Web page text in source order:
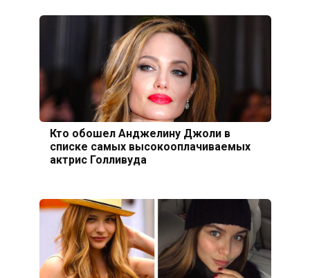
Кто обошел Анджелину Джоли в
списке самых высокооплачиваемых
актрис Голливуда